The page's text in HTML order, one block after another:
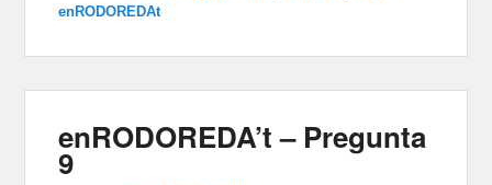
enRODOREDAt
enRODOREDA’t – Pregunta
9